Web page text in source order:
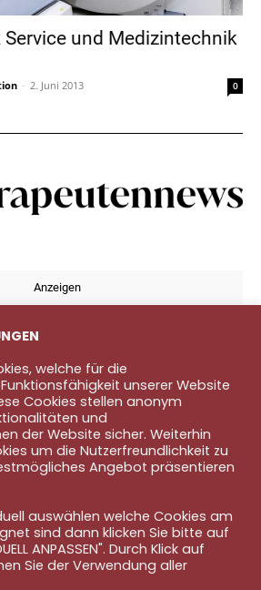
und Medizintechnik
- 2. Juni 2013 0
Anzeigen
für Krankengymnasten
GmbH|
|
über 35 Jahren
Reparatur |
Reparaturservice seit
welche für die
unserer Website
Cookies stellen anonym
und
der Website sicher. Weiterhin
um die Nutzerfreundlichkeit zu
Angebot präsentieren
auswählen welche Cookies am
sind dann klicken Sie bitte auf
ANPASSEN". Durch Klick auf
Sie der Verwendung aller